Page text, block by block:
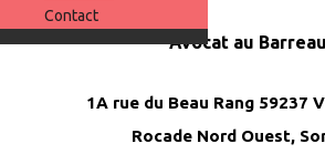
Contact
Avocat au
1A rue du Beau Rang 59237
Rocade Nord Ouest,